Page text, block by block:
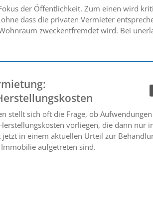
der Öffentlichkeit. Zum einen wird
dass die privaten Vermieter
zweckentfremdet wird. Bei
stellt sich oft die Frage, ob
vorliegen, die dann nur
in einem aktuellen Urteil zur
aufgetreten sind.